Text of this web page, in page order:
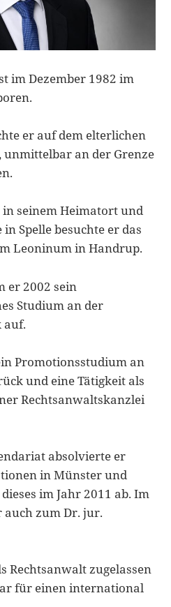
im Dezember 1982 im
er auf dem elterlichen
unmittelbar an der Grenze
seinem Heimatort und
Spelle besuchte er das
Leoninum in Handrup.
er 2002 sein
Studium an der
auf.
Promotionsstudium an
und eine Tätigkeit als
Rechtsanwaltskanzlei
absolvierte er
in Münster und
im Jahr 2011 ab. Im
auch zum Dr. jur.
Rechtsanwalt zugelassen
für einen international